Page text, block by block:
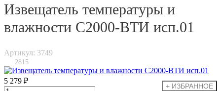
Извещатель температуры и
влажности С2000-ВТИ исп.01
Артикул: 3749
2815
5 279 ₽